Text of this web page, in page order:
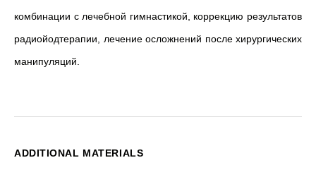
комбинации с лечебной гимнастикой, коррекцию результатов
радиойодтерапии, лечение осложнений после хирургических
манипуляций.
ADDITIONAL MATERIALS